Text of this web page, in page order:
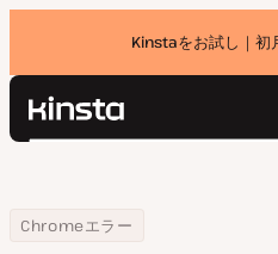
Kinstaをお試し｜初
Kinsta®
価格設定
検
Home
リソースセンター
Chromeエラー
「